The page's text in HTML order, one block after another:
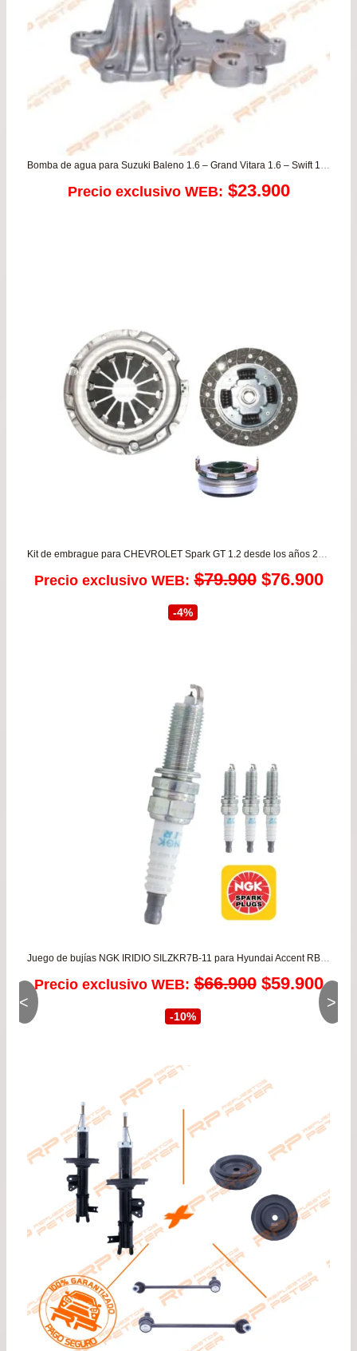
Bomba de agua para Suzuki Baleno 1.6 – Grand Vitara 1.6 – Swift 1.6 90/95 – Vitara 1.6 89/97 – APV 1.6
Precio exclusivo WEB: $23.900
Precio exclusivo WEB: $79.900 El
$76.900El
-4%
Juego de bujías NGK IRIDIO SILZKR7B-11 para Hyundai Accent RB 1.4/1.6 desde 2011 a 2022 – Elantra 1.6/1.8 G4FC G4FG
Precio exclusivo WEB: $66.900 El
era:
$66.900.
$59.900El
-10%
< >